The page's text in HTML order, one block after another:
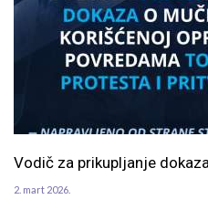
Vodič za prikupljanje
2. mart 2026.